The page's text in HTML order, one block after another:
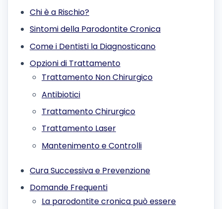
Chi è a Rischio?
Sintomi della Parodontite Cronica
Come i Dentisti la Diagnosticano
Opzioni di Trattamento
Trattamento Non Chirurgico
Antibiotici
Trattamento Chirurgico
Trattamento Laser
Mantenimento e Controlli
Cura Successiva e Prevenzione
Domande Frequenti
La parodontite cronica può essere